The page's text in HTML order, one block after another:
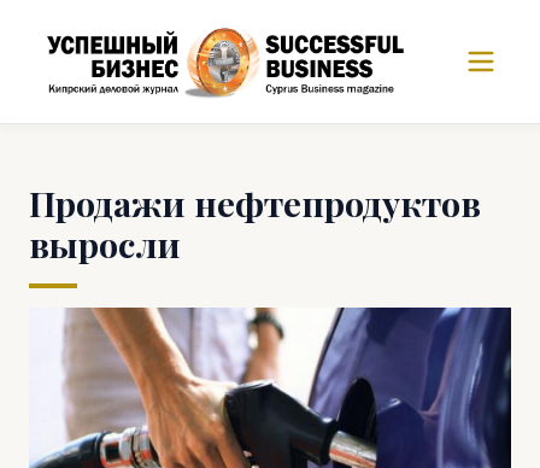
Продажи нефтепродуктов
выросли